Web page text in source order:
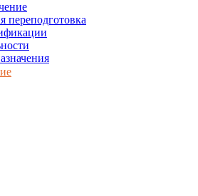
переподготовка